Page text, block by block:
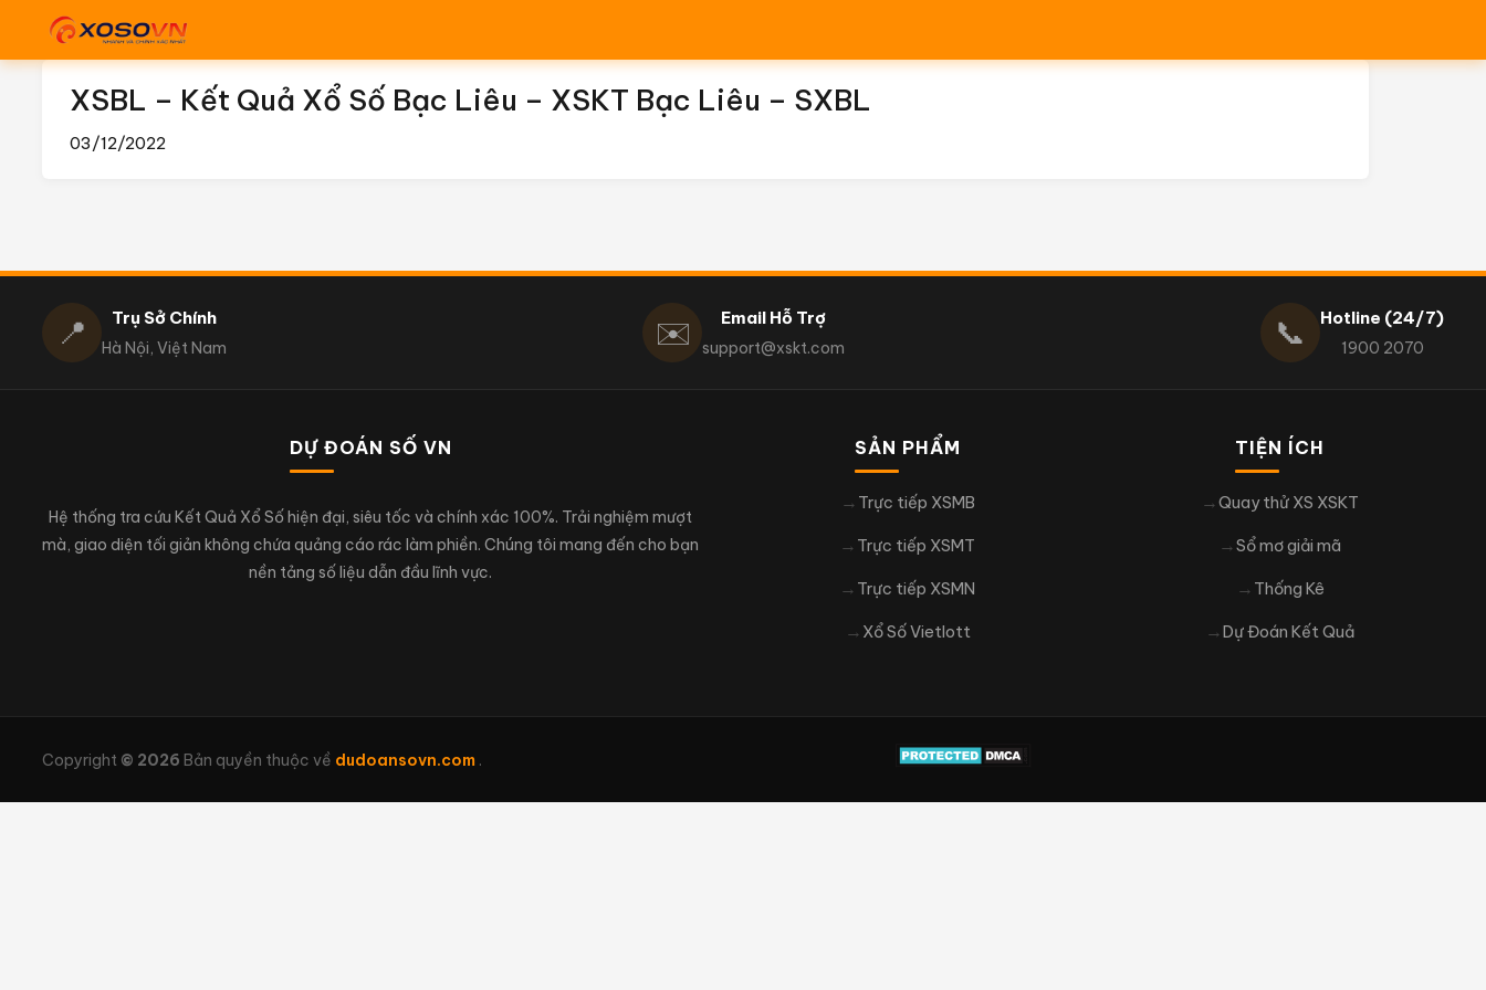
XSBL – Kết Quả Xổ Số Bạc Liêu – XSKT Bạc Liêu – SXBL
03/12/2022
📍 Trụ Sở Chính
Hà Nội, Việt Nam ✉️ Email Hỗ Trợ
support@xskt.com 📞 Hotline (24/7)
1900 2070
DỰ ĐOÁN SỐ VN
Hệ thống tra cứu Kết Quả Xổ Số hiện đại, siêu tốc và chính xác 100%. Trải nghiệm mượt
mà, giao diện tối giản không chứa quảng cáo rác làm phiền. Chúng tôi mang đến cho bạn
nền tảng số liệu dẫn đầu lĩnh vực.
SẢN PHẨM
Trực tiếp XSMB
Trực tiếp XSMT
Trực tiếp XSMN
Xổ Số Vietlott
TIỆN ÍCH
Quay thử XS XSKT
Sổ mơ giải mã
Thống Kê
Dự Đoán Kết Quả
Copyright © 2026 Bản quyền thuộc về dudoansovn.com .